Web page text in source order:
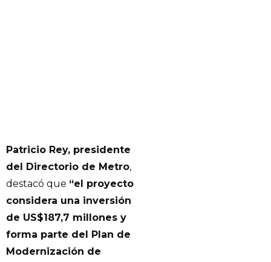
Patricio Rey, presidente
del Directorio de Metro,
destacó que “el proyecto
considera una inversión
de US$187,7 millones y
forma parte del Plan de
Modernización de